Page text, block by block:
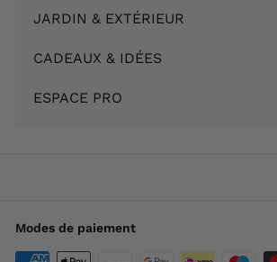
le
JARDIN & EXTÉRIEUR
Ouvrir
le
CADEAUX & IDÉES
Ouvrir
le
ESPACE PRO
Modes de paiement